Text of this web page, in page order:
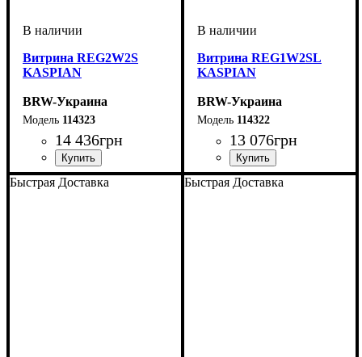
Витрина REG2W2S
KASPIAN
BRW-Украина
114323
14 436грн
ширина, мм: 900
высота, мм: 2005
глубина, мм: 405
Витрина REG1W2SL
KASPIAN
BRW-Украина
114322
13 076грн
ширина, мм: 560
высота, мм: 2005
глубина, мм: 405
Быстрая Доставка Быстрая Доставка